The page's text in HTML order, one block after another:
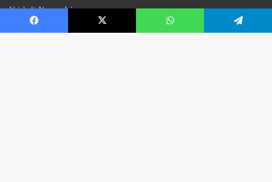
Vaishali Nagar, Jaipur
Rajasthan - 302021